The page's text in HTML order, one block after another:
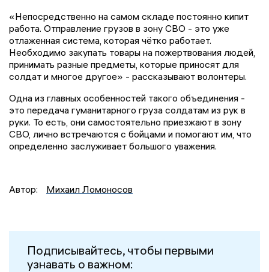
«Непосредственно на самом складе постоянно кипит
работа. Отправление грузов в зону СВО - это уже
отлаженная система, которая чётко работает.
Необходимо закупать товары на пожертвования людей,
принимать разные предметы, которые приносят для
солдат и многое другое» - рассказывают волонтеры.
Одна из главных особенностей такого объединения -
это передача гуманитарного груза солдатам из рук в
руки. То есть, они самостоятельно приезжают в зону
СВО, лично встречаются с бойцами и помогают им, что
определенно заслуживает большого уважения.
Автор: Михаил Ломоносов
Подписывайтесь, чтобы первыми
узнавать о важном: